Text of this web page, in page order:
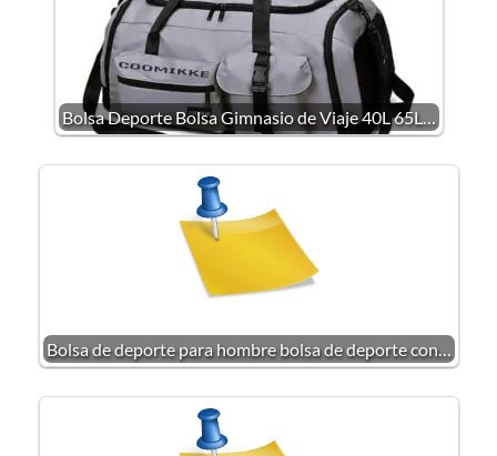
Bolsa Deporte Bolsa Gimnasio de Viaje 40L 65L…
Bolsa de deporte para hombre bolsa de deporte con…